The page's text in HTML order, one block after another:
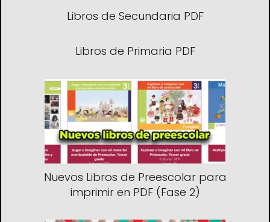
Libros de Secundaria PDF
Libros de Primaria PDF
Nuevos Libros de Preescolar para
imprimir en PDF (Fase 2)